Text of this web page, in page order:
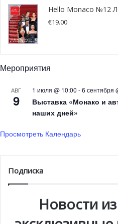
Hello Monaco №12
€19.00
Мероприятия
АВГ
9
1 июля @ 10:00 -6 сентября
Выставка «Монако и
наших дней»
Просмотреть Календарь
Подписка
Новости